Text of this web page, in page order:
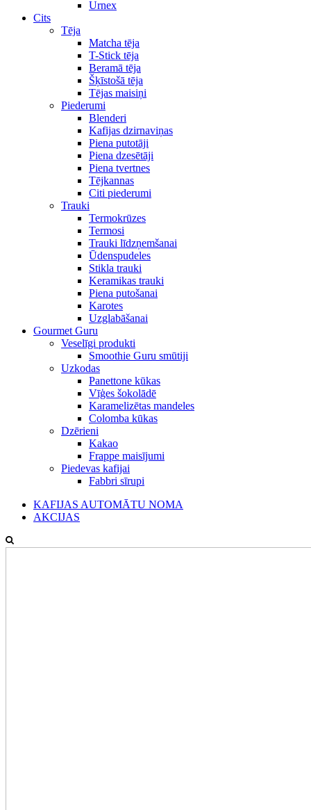
Urnex
Cits
Tēja
Matcha tēja
T-Stick tēja
Beramā tēja
Šķīstošā tēja
Tējas maisiņi
Piederumi
Blenderi
Kafijas dzirnaviņas
Piena putotāji
Piena dzesētāji
Piena tvertnes
Tējkannas
Citi piederumi
Trauki
Termokrūzes
Termosi
Trauki līdzņemšanai
Ūdenspudeles
Stikla trauki
Keramikas trauki
Piena putošanai
Karotes
Uzglabāšanai
Gourmet Guru
Veselīgi produkti
Smoothie Guru smūtiji
Uzkodas
Panettone kūkas
Vīģes šokolādē
Karamelizētas mandeles
Colomba kūkas
Dzērieni
Kakao
Frappe maisījumi
Piedevas kafijai
Fabbri sīrupi
KAFIJAS AUTOMĀTU NOMA
AKCIJAS